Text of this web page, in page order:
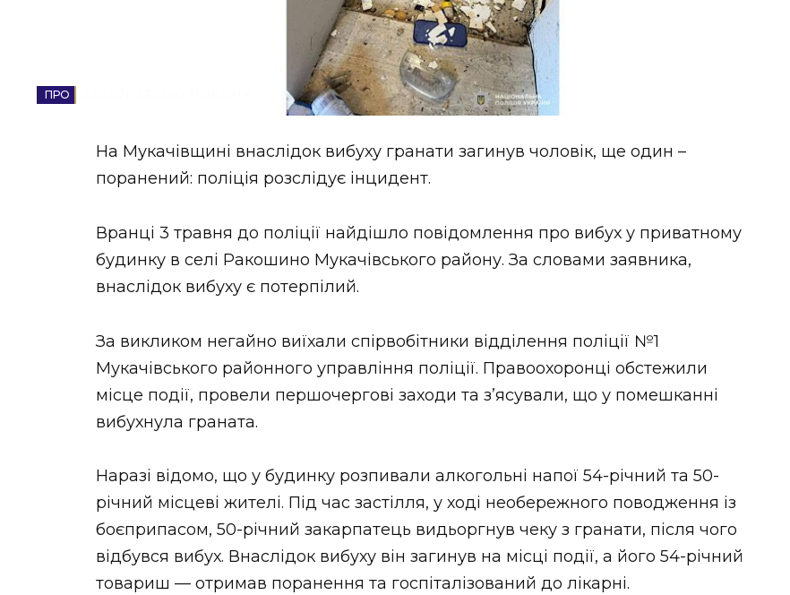
ВІДЕО
На Мукачівщині внаслідок вибуху гранати загинув чоловік, ще один –
поранений: поліція розслідує інцидент.
Вранці 3 травня до поліції найдішло повідомлення про вибух у приватному
будинку в селі Ракошино Мукачівського району. За словами заявника,
внаслідок вибуху є потерпілий.
За викликом негайно виїхали спірвобітники відділення поліції №1
Мукачівського районного управління поліції. Правоохоронці обстежили
місце події, провели першочергові заходи та з’ясували, що у помешканні
вибухнула граната.
Наразі відомо, що у будинку розпивали алкогольні напої 54-річний та 50-
річний місцеві жителі. Під час застілля, у ході необережного поводження із
боєприпасом, 50-річний закарпатець видьоргнув чеку з гранати, після чого
відбувся вибух. Внаслідок вибуху він загинув на місці події, а його 54-річний
товариш — отримав поранення та госпіталізований до лікарні.